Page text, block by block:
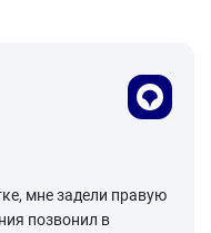
мне задели правую
позвонил в